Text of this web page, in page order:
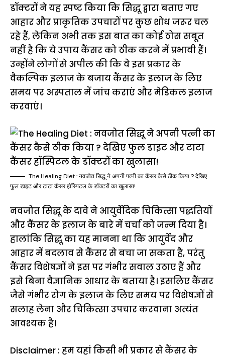
डॉक्टरों ने यह स्पष्ट किया कि सिद्धू द्वारा बताए गए
आहार और प्राकृतिक उपचारों पर कुछ शोध जरूर चल
रहे हैं, लेकिन अभी तक इस बात का कोई ठोस सबूत
नहीं है कि ये उपाय कैंसर को ठीक करने में प्रभावी हैं।
उन्होंने लोगों से अपील की कि वे इस प्रकार के
वैकल्पिक इलाज के बजाय कैंसर के इलाज के लिए
समय पर अस्पताल में जांच कराएं और मेडिकल इलाज
करवाएं।
The Healing Diet : नवजोत सिद्धू ने अपनी पत्नी का कैंसर कैसे ठीक किया ? देखिए
फुल डाइट और टाटा कैंसर हॉस्पिटल के डॉक्टरों का खुलासा!
नवजोत सिद्धू के दावे ने आयुर्वेदिक चिकित्सा पद्धतियों
और कैंसर के इलाज के बारे में चर्चा को जन्म दिया है।
हालांकि सिद्धू का यह मानना था कि आयुर्वेद और
आहार में बदलाव से कैंसर से बचा जा सकता है, परंतु
कैंसर विशेषज्ञों ने इस पर गंभीर सवाल उठाए हैं और
इसे बिना वैज्ञानिक आधार के बताया है। इसलिए कैंसर
जैसे गंभीर रोग के इलाज के लिए समय पर विशेषज्ञों से
सलाह लेना और चिकित्सा उपचार करवाना अत्यंत
आवश्यक है।
Disclaimer : हम यहां किसी भी प्रकार से कैंसर के